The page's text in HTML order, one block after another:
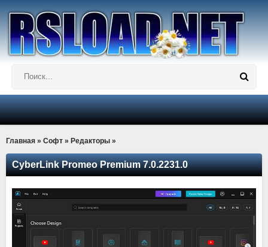
Главная » Софт » Редакторы »
CyberLink Promeo Premium 7.0.2231.0